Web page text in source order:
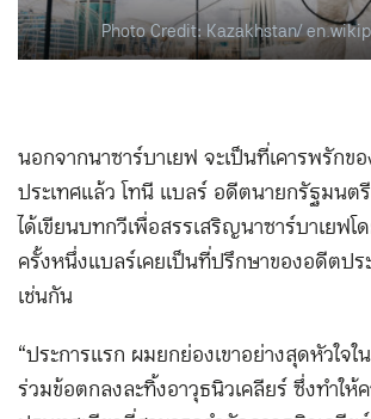
Photo Credit: Kazakhstan/
นอกจากนาซาร์บาเยฟ จะเป็นที่เคารพรักข
ประเทศแล้ว โทนี แบลร์ อดีตนายกรัฐมนต
ได้เขียนบทกวีเพื่อสรรเสริญนาซาร์บาเยฟโ
ครั้งหนึ่งแบลร์เคยเป็นที่ปรึกษาของอดีตป
เช่นกัน
“ประการแรก ผมยกย่องเขาอย่างสุดหัวใจใ
ร่วมข้อตกลงละทิ้งอาวุธนิวเคลียร์ ซึ่งทำให้